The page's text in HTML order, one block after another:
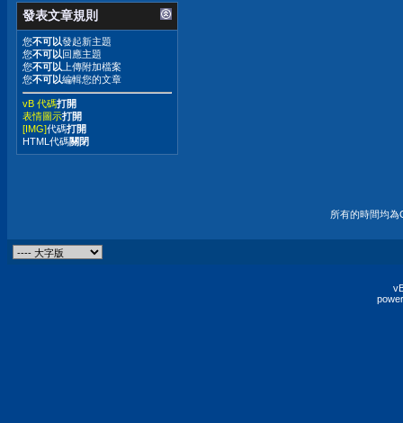
發表文章規則
您不可以發起新主題
您不可以回應主題
您不可以上傳附加檔案
您不可以編輯您的文章
vB 代碼打開
表情圖示打開
[IMG]代碼打開
HTML代碼關閉
所有的時間均為